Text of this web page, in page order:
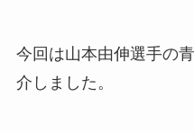
今回は山本由伸選手の
介しました。